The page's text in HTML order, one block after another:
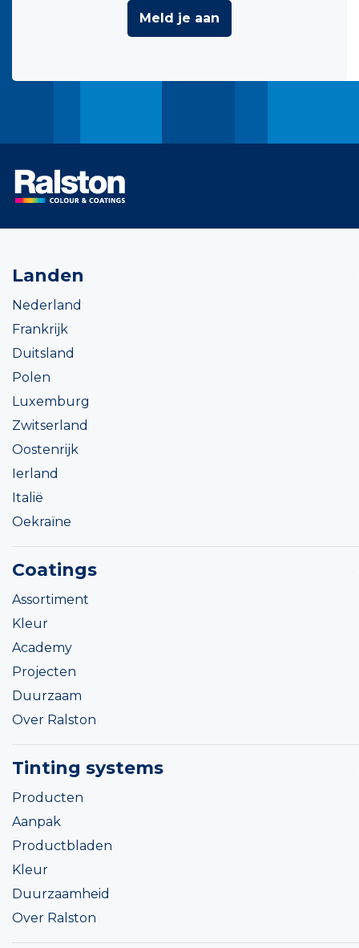
Meld je aan
Landen
Nederland
Frankrijk
Duitsland
Polen
Luxemburg
Zwitserland
Oostenrijk
Ierland
Italië
Oekraïne
Coatings
Assortiment
Kleur
Academy
Projecten
Duurzaam
Over Ralston
Tinting systems
Producten
Aanpak
Productbladen
Kleur
Duurzaamheid
Over Ralston